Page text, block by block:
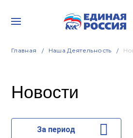
Главная Наша Деятельность
Новости
За период